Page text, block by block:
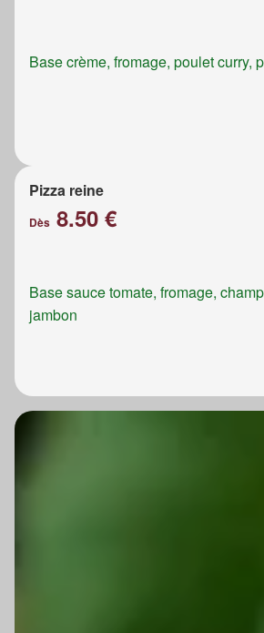
Base crème, fromage, poulet curry,
Pizza reine
Dès 8.50 €
Base sauce tomate, fromage,
jambon